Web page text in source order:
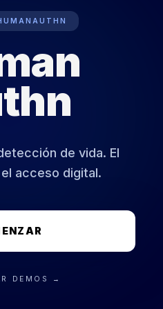
de vida. El
acceso digital.
DEMOS →